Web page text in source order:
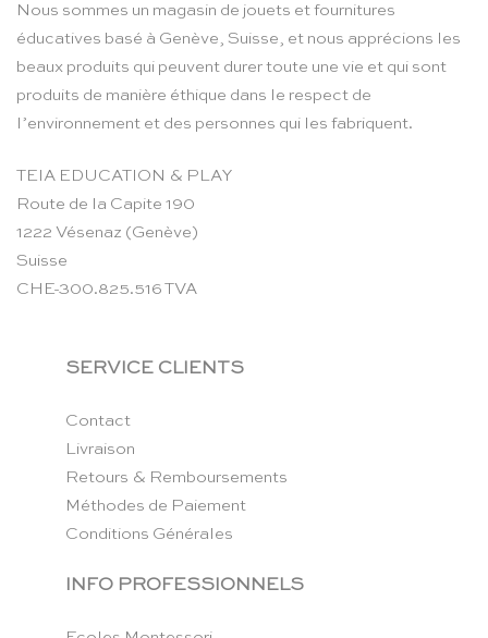
Nous sommes un magasin de jouets et fournitures
éducatives basé à Genève, Suisse, et nous apprécions les
beaux produits qui peuvent durer toute une vie et qui sont
produits de manière éthique dans le respect de
l’environnement et des personnes qui les fabriquent.
TEIA EDUCATION & PLAY
Route de la Capite 190
1222 Vésenaz (Genève)
Suisse
CHE-300.825.516 TVA
SERVICE CLIENTS
Contact
Livraison
Retours & Remboursements
Méthodes de Paiement
Conditions Générales
INFO PROFESSIONNELS